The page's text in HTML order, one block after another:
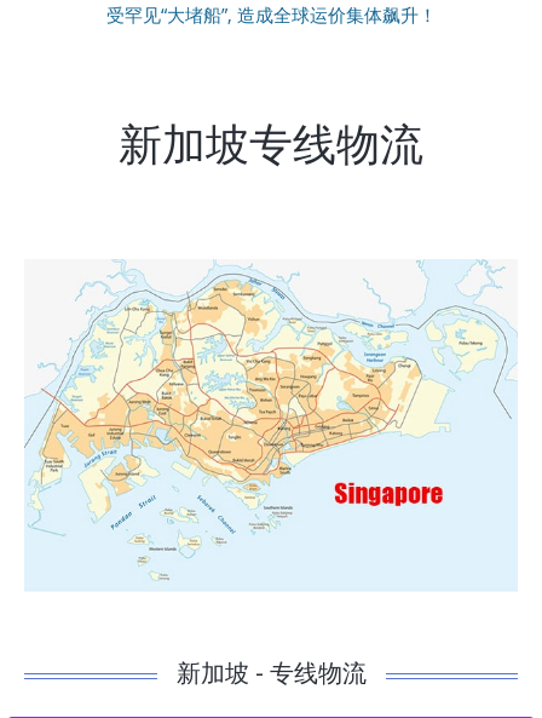
受罕见“大堵船”, 造成全球运价集体飙升！
新加坡专线物流
新加坡 - 专线物流